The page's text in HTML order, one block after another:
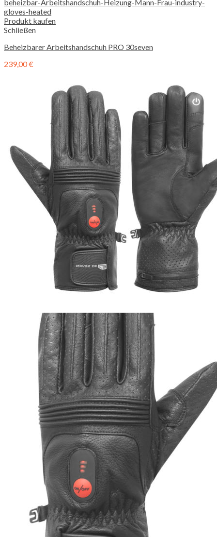
Produkt kaufen
Schließen
Beheizbarer Arbeitshandschuh PRO 30seven
239,00€